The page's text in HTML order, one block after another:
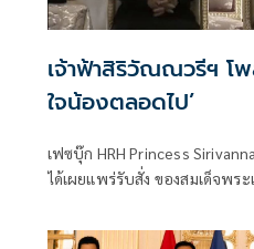
เจ้าฟ้าสิริวัณณวรีฯ โ
ใจน้องตลอดไป’
เฟซบุ๊ก HRH Princess
ได้เผยแพร่รับสั่ง ของสมเด็จพร